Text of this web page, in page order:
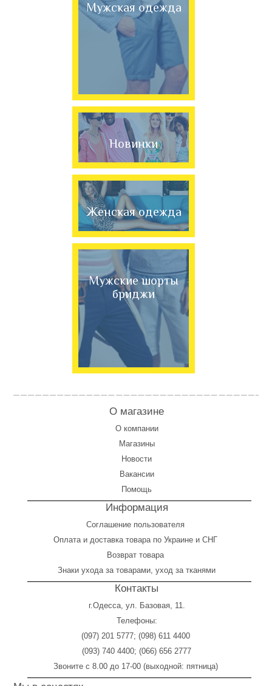
Мужская одежда
Новинки
Женская одежда
Мужские шорты
бриджи
О магазине
О компании
Магазины
Новости
Вакансии
Помощь
Информация
Соглашение пользователя
Оплата и доставка товара по Украине и СНГ
Возврат товара
Знаки ухода за товарами, уход за тканями
Контакты
г.Одесса, ул. Базовая, 11.
Телефоны:
(097) 201 5777; (098) 611 4400
(093) 740 4400; (066) 656 2777
Звоните с 8.00 до 17-00 (выходной: пятница)